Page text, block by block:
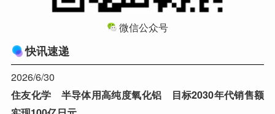
微信公众号
快讯速递
2026/6/30
住友化学 半导体用高纯度氧化铝 目标2030年代销售额